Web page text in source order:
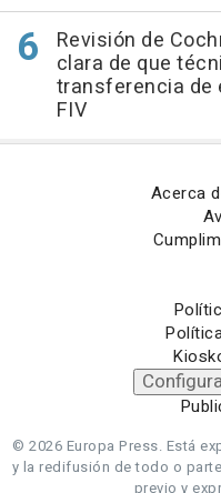
Revisión de
clara de que
transferencia de
FIV
Acerca
© 2026 Europa Press. Está
y la redifusión de todo o
previo y